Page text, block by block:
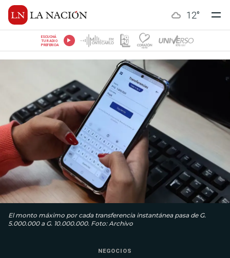
12°
ESCUCHÁ
TU RADIO
PREFERIDA
El monto máximo por cada transferencia instantánea pasa de G.
5.000.000 a G. 10.000.000. Foto: Archivo
NEGOCIOS